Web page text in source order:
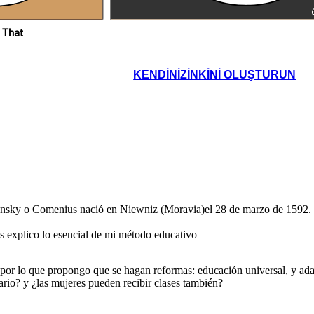
y
That
KENDINIZINKINI OLUŞTURUN
o Comenius nació en Niewniz (Moravia)el 28 de marzo de
explico lo esencial de mi método educativo
lo que propongo que se hagan reformas: educación universal, y
y ¿las mujeres pueden recibir clases también?